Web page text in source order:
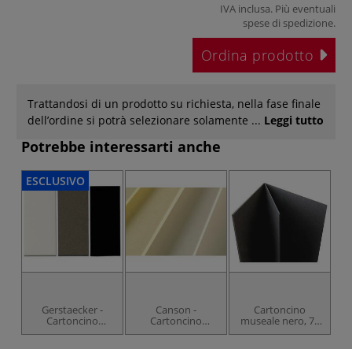
IVA inclusa. Più eventuali
spese di spedizione.
Ordina prodotto
Trattandosi di un prodotto su richiesta, nella fase finale
dell’ordine si potrà selezionare solamente ... Leggi tutto
Potrebbe interessarti anche
ESCLUSIVO
Gerstaecker -
Cartoncino
museale
Canson -
Cartoncino
museale
Cartoncino
museale nero, 70
x 100 cm